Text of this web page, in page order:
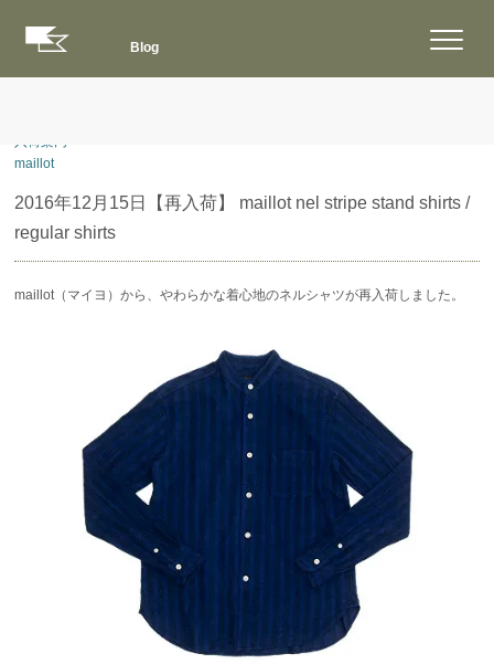
Blog
入荷案内
maillot
2016年12月15日
【再入荷】 maillot nel stripe stand shirts /
regular shirts
maillot（マイヨ）から、やわらかな着心地のネルシャツが再入荷しました。